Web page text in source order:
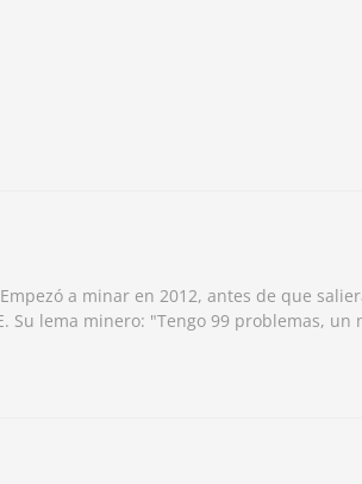
a minar en 2012, antes de que
Su lema minero: "Tengo 99 problemas, un